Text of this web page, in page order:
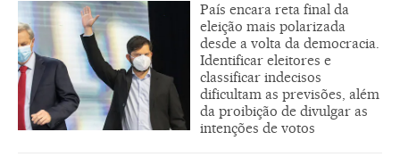
País encara reta final da
eleição mais polarizada
desde a volta da democracia.
Identificar eleitores e
classificar indecisos
dificultam as previsões, além
da proibição de divulgar as
intenções de votos